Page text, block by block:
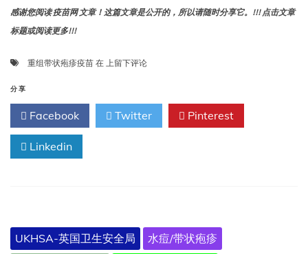
感谢您阅读 疫苗网 文章！这篇文章是公开的，所以请随时分享它。!!! 点击文章
标题或阅读更多!!!
重组带状疱疹疫苗 在 接
组
带
状
成
人
上留下评论
分享
Facebook Twitter Pinterest
Linkedin
UKHSA-英国卫生安全局
水痘/带状疱疹